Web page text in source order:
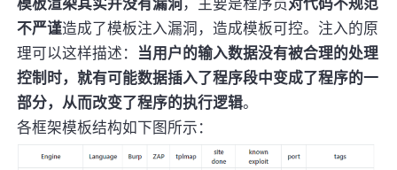
不严谨造成了模板注入漏洞，造成模板可控。注入的原
理可以这样描述： 当用户的输入数据没有被合理的处理
控制时，就有可能数据插入了程序段中变成了程序的一
部分，从而改变了程序的执行逻辑。
各框架模板结构如下图所示：